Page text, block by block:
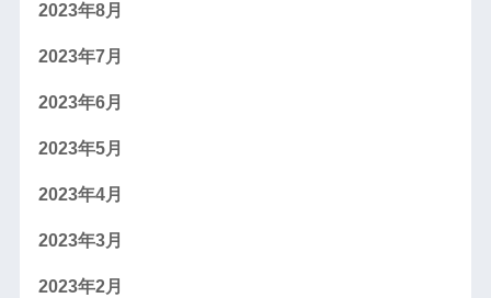
2023年8月
2023年7月
2023年6月
2023年5月
2023年4月
2023年3月
2023年2月